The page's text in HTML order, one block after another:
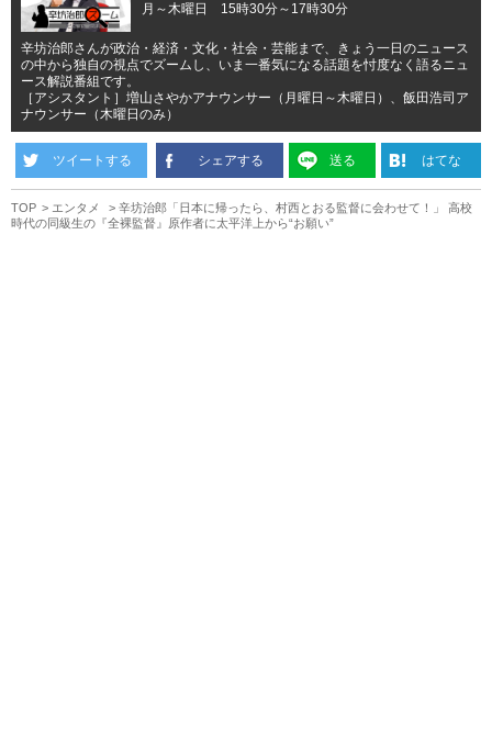
月～木曜日 15時30分～17時30分
辛坊治郎さんが政治・経済・文化・社会・芸能まで、きょう一日のニュース
の中から独自の視点でズームし、いま一番気になる話題を忖度なく語るニュ
ース解説番組です。
［アシスタント］増山さやかアナウンサー（月曜日～木曜日）、飯田浩司ア
ナウンサー（木曜日のみ）
ツイートする シェアする 送る はてな
TOP エンタメ
辛坊治郎「日本に帰ったら、村西とおる監督に会わせて！」 高校
時代の同級生の『全裸監督』原作者に太平洋上から“お願い”